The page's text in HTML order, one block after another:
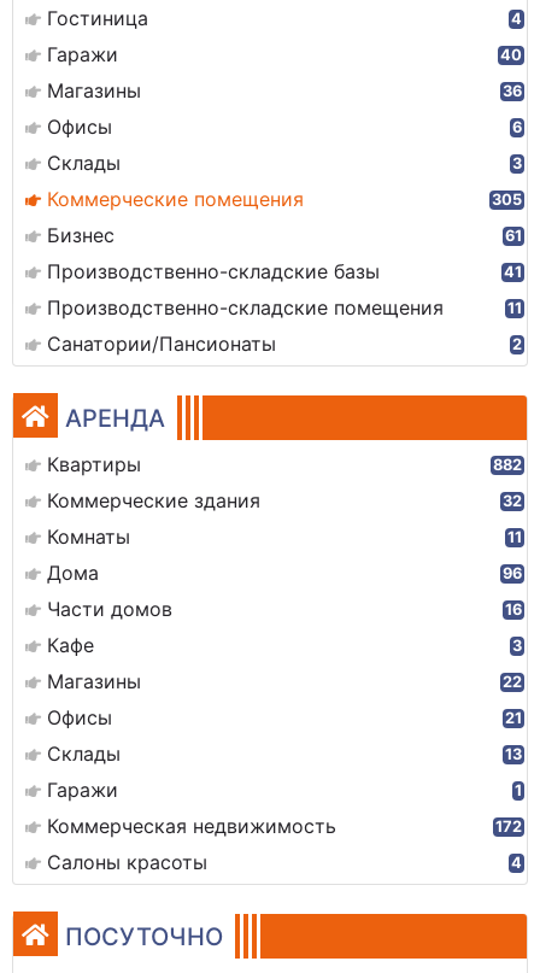
Гостиница 4
Гаражи 40
Магазины 36
Офисы 6
Склады 3
Коммерческие помещения 305
Бизнес 61
Производственно-складские базы 41
Производственно-складские помещения 11
Санатории/Пансионаты 2
АРЕНДА
Квартиры 882
Коммерческие здания 32
Комнаты 11
Дома 96
Части домов 16
Кафе 3
Магазины 22
Офисы 21
Склады 13
Гаражи 1
Коммерческая недвижимость 172
Салоны красоты 4
ПОСУТОЧНО